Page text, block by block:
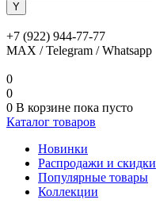
+7 (922) 944-77-77
MAX / Telegram / Whatsapp
0
0
0 В корзине пока пусто
Каталог товаров
Новинки
Распродажи и скидки
Популярные товары
Коллекции